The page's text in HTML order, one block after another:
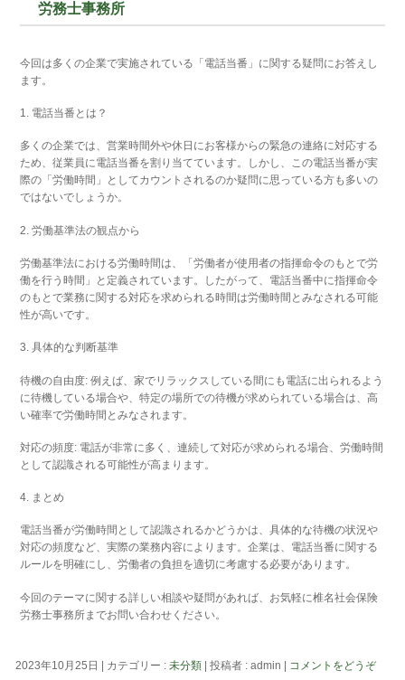
労務士事務所
今回は多くの企業で実施されている「電話当番」に関する疑問にお答えし
ます。
1. 電話当番とは？
多くの企業では、営業時間外や休日にお客様からの緊急の連絡に対応する
ため、従業員に電話当番を割り当てています。しかし、この電話当番が実
際の「労働時間」としてカウントされるのか疑問に思っている方も多いの
ではないでしょうか。
2. 労働基準法の観点から
労働基準法における労働時間は、「労働者が使用者の指揮命令のもとで労
働を行う時間」と定義されています。したがって、電話当番中に指揮命令
のもとで業務に関する対応を求められる時間は労働時間とみなされる可能
性が高いです。
3. 具体的な判断基準
待機の自由度: 例えば、家でリラックスしている間にも電話に出られるよう
に待機している場合や、特定の場所での待機が求められている場合は、高
い確率で労働時間とみなされます。
対応の頻度: 電話が非常に多く、連続して対応が求められる場合、労働時間
として認識される可能性が高まります。
4. まとめ
電話当番が労働時間として認識されるかどうかは、具体的な待機の状況や
対応の頻度など、実際の業務内容によります。企業は、電話当番に関する
ルールを明確にし、労働者の負担を適切に考慮する必要があります。
今回のテーマに関する詳しい相談や疑問があれば、お気軽に椎名社会保険
労務士事務所までお問い合わせください。
2023年10月25日 カテゴリー :未分類 |投稿者 : admin コメントをどうぞ